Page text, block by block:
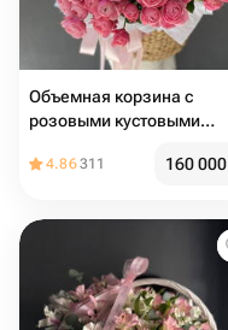
Объемная корзина с
розовыми кустовыми
4.86311 160 000